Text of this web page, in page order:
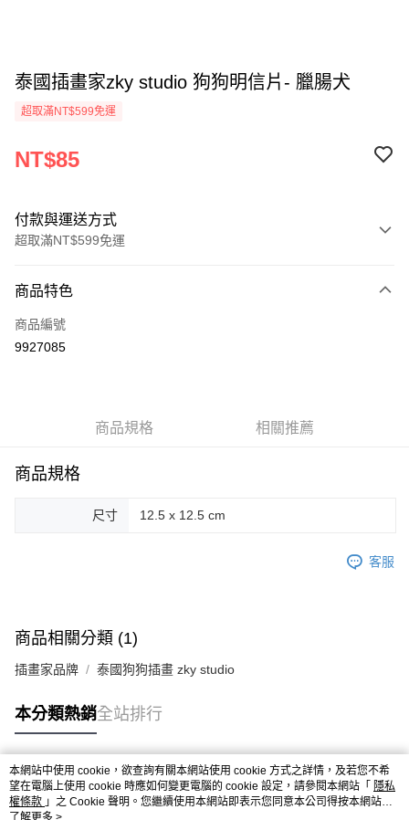
泰國插畫家zky studio 狗狗明信片- 臘腸犬
超取滿NT$599免運
NT$85
付款與運送方式
超取滿NT$599免運
信用卡一次付款
超商取貨付款
悠遊付
１．簡單：不需註冊會員、不需綁卡、不需儲值。
２．便利：只要手機號碼，簡訊認證，即可結帳。
３．安心：先確認商品／服務後，再付款。
１．於結帳方式選擇「AFTEE先享後付」後，將跳轉至「AFTEE先享後付」
３．收到繳費通知簡訊後14天內，點擊此簡訊中的連結，可透過四大超商／
ATM／網路銀行／等多元方式進行付款，方視為交易完成。
※ 請注意：結帳手續完成當下不需立刻繳費，但若您需要取消訂單，請聯絡
購買商品的店家。未經商家同意取消之訂單仍視為有效，需透過AFTEE先享
運送方式
全家取貨付款
每筆NT$70，滿NT$599(含以上)免運費
萊爾富取貨付款
每筆NT$70，滿NT$599(含以上)免運費
商品特色
商品編號
9927085
商品規格 相關推薦
商品規格
尺寸 12.5 x 12.5 cm
客服
商品相關分類 (1)
插畫家品牌 泰國狗狗插畫 zky studio
本分類熱銷全站排行
熱門標籤
本網站中使用 cookie，欲查詢有關本網站使用 cookie 方式之詳情，及若您不希
望在電腦上使用 cookie 時應如何變更電腦的 cookie 設定，請參閱本網站「 隱私
權條款 」之 Cookie 聲明。您繼續使用本網站即表示您同意本公司得按本網站使
用條款之 Cookie 聲明使用 cookie。
了解更多 >